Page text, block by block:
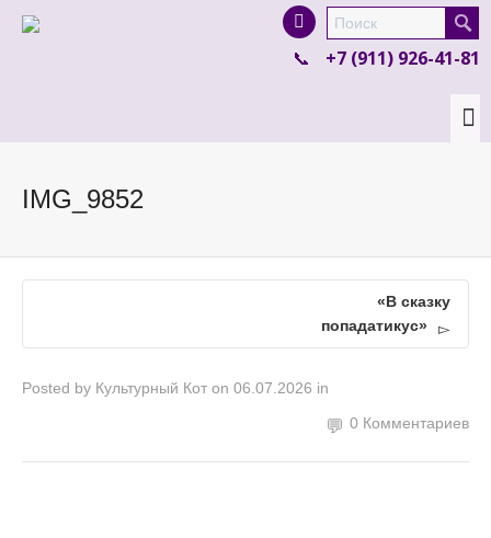
product in a size size .
colour items.
+7 (911) 926-41-81
IMG_9852
«В сказку
попадатикус»
Posted by Культурный Кот on 06.07.2026 in
0 Комментариев